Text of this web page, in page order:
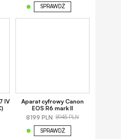
SPRAWDŹ
IV
Aparat cyfrowy Canon
EOS R6 mark II
8199 PLN 8945 PLN
SPRAWDŹ